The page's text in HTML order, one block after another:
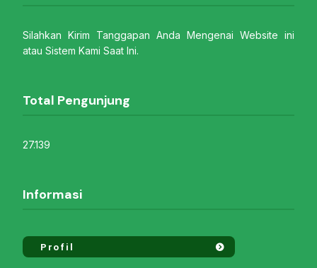
Silahkan Kirim Tanggapan Anda Mengenai Website ini
atau Sistem Kami Saat Ini.
Total Pengunjung
27.139
Informasi
Profil